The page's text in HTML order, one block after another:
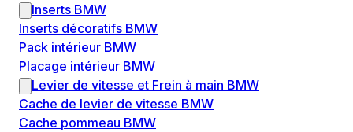
Inserts BMW
Inserts décoratifs BMW
Pack intérieur BMW
Placage intérieur BMW
Levier de vitesse et Frein à main BMW
Cache de levier de vitesse BMW
Cache pommeau BMW